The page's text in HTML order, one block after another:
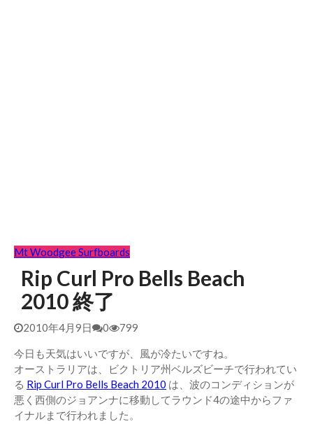
Mt Woodgee Surfboards
Rip Curl Pro Bells Beach
2010 終了
2010年4月9日 0 799
今日も天気はいいですが、風が冷たいですね。
オーストラリアは、ビクトリア州ベルズビーチで行われてい
る Rip Curl Pro Bells Beach 2010 は、波のコンディションが
悪く西側のジョアンナに移動してラウンド4の途中からファ
イナルまで行われました。